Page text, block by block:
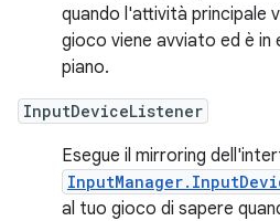
quando l'attività principale
gioco viene avviato ed è in
piano.
InputDeviceListener
Esegue il mirroring
al tuo gioco di sapere